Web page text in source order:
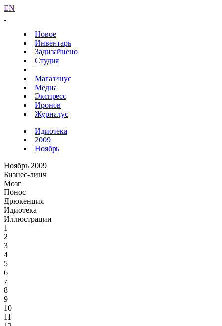
EN
Новое
Инвентарь
Задизайнено
Студия
Магазинус
Медиа
Экспресс
Иронов
Журналус
Идиотека
2009
Ноябрь
Ноябрь 2009
Бизнес-линч
Мозг
Понос
Дрюкенция
Идиотека
Иллюстрации
1
2
3
4
5
6
7
8
9
10
11